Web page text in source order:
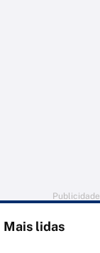
Publicidade
Mais lidas